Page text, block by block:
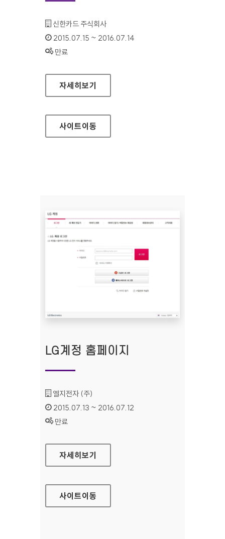
기관명 :
신한카드 주식회사
인증기간 :
2015.07.15 ~ 2016.07.14
상태 :
만료
신한카드 법인 홈페이지
자세히보기
사이트이동
LG계정 홈페이지
기관명 :
엘지전자 (주)
인증기간 :
2015.07.13 ~ 2016.07.12
상태 :
만료
LG계정 홈페이지
자세히보기
사이트이동